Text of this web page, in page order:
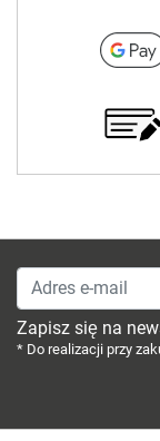
Adres e-mail
Zapisz się na
* Do realizacji przy